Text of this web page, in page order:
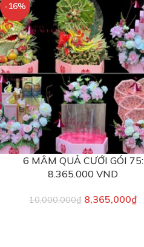
-16%
6 MÂM QUẢ CƯỚI GÓI 75:
8.365.000 VND
10,000,000₫ 8,365,000₫